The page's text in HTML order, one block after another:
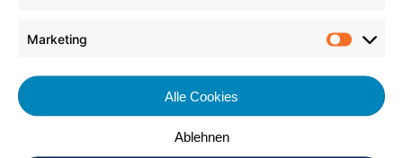
Marketing
Alle Cookies
Ablehnen